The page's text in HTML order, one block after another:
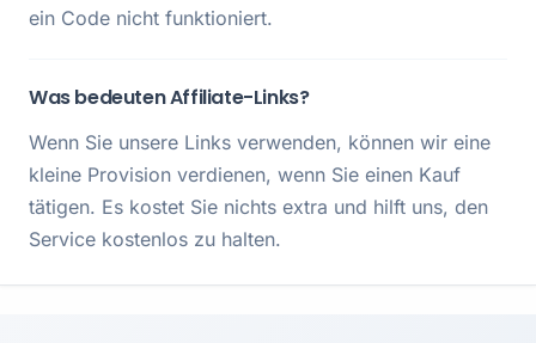
ein Code nicht funktioniert.
Was bedeuten Affiliate-Links?
Wenn Sie unsere Links verwenden, können wir eine
kleine Provision verdienen, wenn Sie einen Kauf
tätigen. Es kostet Sie nichts extra und hilft uns, den
Service kostenlos zu halten.